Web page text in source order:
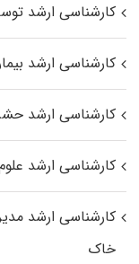
کارشناسی ارشد
کارشناسی ارشد
کارشناسی ارشد
کارشناسی ارشد
کارشناسی ارشد
خاک